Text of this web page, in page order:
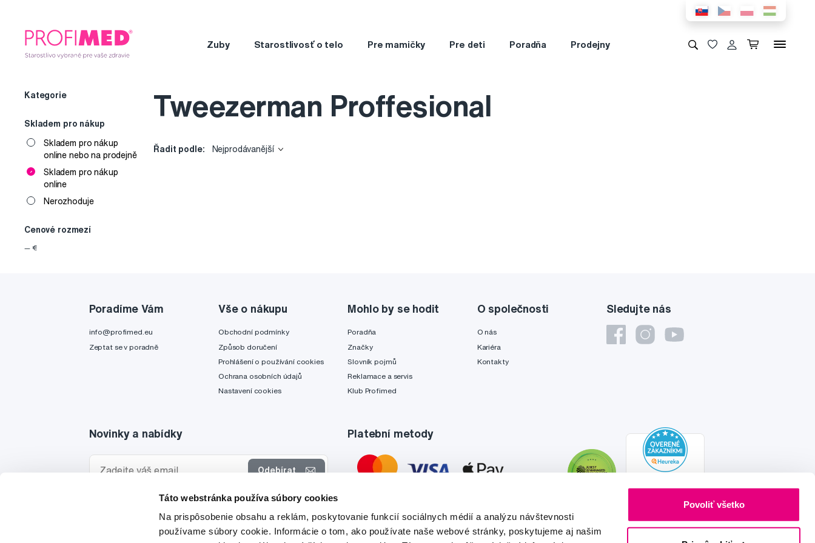
Táto webstránka používa súbory cookies
Na prispôsobenie obsahu a reklám, poskytovanie funkcií sociálnych médií a analýzu návštevnosti
používame súbory cookie. Informácie o tom, ako používate naše webové stránky, poskytujeme aj našim
Povoliť všetko
Zuby Starostlivosť o telo Pre mamičky Pre deti Poradňa Prodejny
Kategorie
Skladem pro nákup
Skladem pro nákup
online nebo na prodejně
Skladem pro nákup
online
Nerozhoduje
Cenové rozmezí
—€
Tweezerman Proffesional
Řadit podle: Nejprodávanější
Sledujte nás
Poradíme Vám
info@profimed.eu
Zeptat se v poradně
Vše o nákupu
Obchodní podmínky
Způsob doručení
Prohlášení o používání cookies
Ochrana osobních údajů
Nastavení cookies
Mohlo by se hodit
Poradňa
Značky
Slovník pojmů
Reklamace a servis
Klub Profimed
O společnosti
O nás
Kariéra
Kontakty
Novinky a nabídky
Odebírat
zpracováním osobních údajůpro tyto účely.
Platební metody